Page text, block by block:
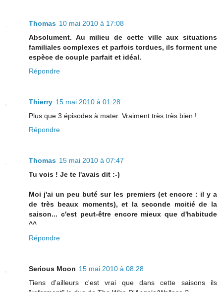
Thomas 10 mai 2010 à 17:08
Absolument. Au milieu de cette ville aux situations
familiales complexes et parfois tordues, ils forment une
espèce de couple parfait et idéal.
Répondre
Thierry 15 mai 2010 à 01:28
Plus que 3 épisodes à mater. Vraiment très très bien !
Répondre
Thomas 15 mai 2010 à 07:47
Tu vois ! Je te l'avais dit :-)
Moi j'ai un peu buté sur les premiers (et encore : il y a
de très beaux moments), et la seconde moitié de la
saison... c'est peut-être encore mieux que d'habitude
^^
Répondre
Serious Moon 15 mai 2010 à 08:28
Tiens d'ailleurs c'est vrai que dans cette saisons ils